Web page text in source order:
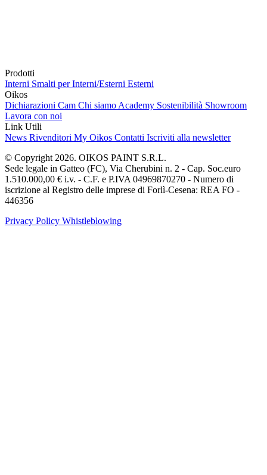
Prodotti
Interni Smalti per Interni/Esterni Esterni
Oikos
Dichiarazioni Cam Chi siamo Academy Sostenibilità Showroom
Lavora con noi
Link Utili
News Rivenditori My Oikos Contatti Iscriviti alla newsletter
© Copyright 2026. OIKOS PAINT S.R.L.
Sede legale in Gatteo (FC), Via Cherubini n. 2 - Cap. Soc.euro
1.510.000,00 € i.v. - C.F. e P.IVA 04969870270 - Numero di
iscrizione al Registro delle imprese di Forlì-Cesena: REA FO -
446356
Privacy Policy Whistleblowing